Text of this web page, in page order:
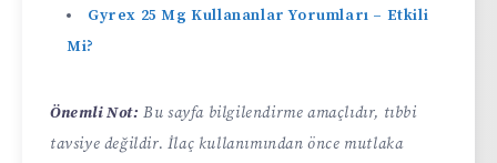
Gyrex 25 Mg Kullananlar Yorumları – Etkili
Mi?
Önemli Not: Bu sayfa bilgilendirme amaçlıdır, tıbbi
tavsiye değildir. İlaç kullanımından önce mutlaka